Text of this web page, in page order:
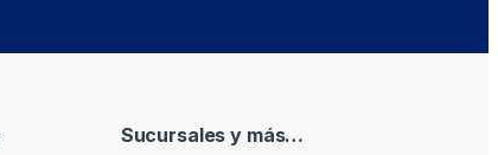
Sucursales y más…